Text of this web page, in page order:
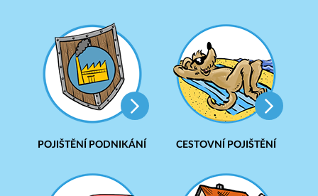
POJIŠTĚNÍ PODNIKÁNÍ CESTOVNÍ POJIŠTĚNÍ